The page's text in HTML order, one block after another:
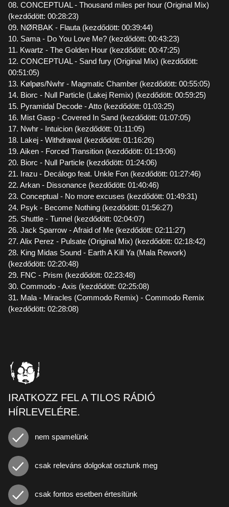
08. CONCEPTUAL - Thousand miles per hour (Original Mix)
(kezdődött: 00:28:23)
09. NØRBAK - Flauta (kezdődött: 00:39:44)
10. Sama - Do You Love Me? (kezdődött: 00:43:23)
11. Kwartz - The Golden Hour (kezdődött: 00:47:25)
12. CONCEPTUAL - Sand fury (Original Mix) (kezdődött:
00:51:05)
13. Kølpøs/Nwhr - Magmatic Chamber (kezdődött: 00:55:05)
14. Biorc - Null Particle (Lakej Remix) (kezdődött: 00:59:25)
15. Pyramidal Decode - Atto (kezdődött: 01:03:25)
16. Mist Gasp - Covered In Sand (kezdődött: 01:07:05)
17. Nwhr - Intuicion (kezdődött: 01:11:05)
18. Lakej - Withdrawal (kezdődött: 01:16:26)
19. Aiken - Forced Transition (kezdődött: 01:19:06)
20. Biorc - Null Particle (kezdődött: 01:24:06)
21. Irazu - Decálogo feat. Unkle Fon (kezdődött: 01:27:46)
22. Arkan - Dissonance (kezdődött: 01:40:46)
23. Conceptual - No more excuses (kezdődött: 01:49:31)
24. Psyk - Become Nothing (kezdődött: 01:56:27)
25. Shuttle - Tunnel (kezdődött: 02:04:07)
26. Jack Sparrow - Afraid of Me (kezdődött: 02:11:27)
27. Alix Perez - Pulsate (Original Mix) (kezdődött: 02:18:42)
28. King Midas Sound - Earth A Kill Ya (Mala Rework)
(kezdődött: 02:20:48)
29. FNC - Prism (kezdődött: 02:23:48)
30. Commodo - Axis (kezdődött: 02:25:08)
31. Mala - Miracles (Commodo Remix) - Commodo Remix
(kezdődött: 02:28:08)
IRATKOZZ FEL A TILOS RÁDIÓ
HÍRLEVELÉRE.
nem spamelünk
csak releváns dolgokat osztunk meg
csak fontos esetben értesítünk